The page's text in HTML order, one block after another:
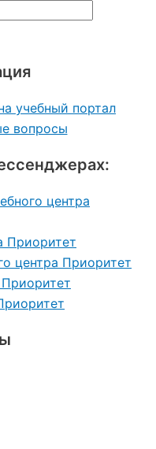
учебный портал
вопросы